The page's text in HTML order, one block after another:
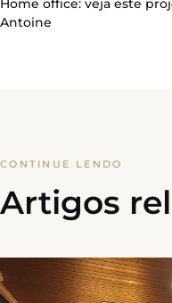
Home office: veja este
Antoine
CONTINUE LENDO
Artigos